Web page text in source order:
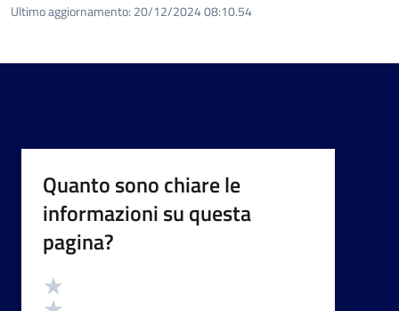
Ultimo aggiornamento: 20/12/2024 08:10.54
Quanto sono chiare le
informazioni su questa
pagina?
Valutazione